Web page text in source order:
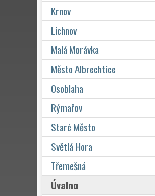
Krnov
Lichnov
Malá Morávka
Město Albrechtice
Osoblaha
Rýmařov
Staré Město
Světlá Hora
Třemešná
Úvalno